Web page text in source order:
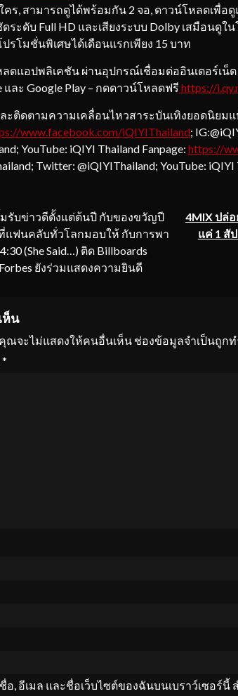
คร, สามารถดูได้พร้อมกัน 2 จอ, ดาวน์โหลดเพื่
ระดับ Full HD และเสียงระบบ Dolby เสมือนดูใ
รโมชั่นพิเศษได้เดือนแรกเพียง 15 บาท
อปพลิเคชัน ผ่านอุปกรณ์เชื่อมต่ออินเตอร์เน็ต
และ Google Play – กดดาวน์โหลดฟรี https://
ดตามความเคลื่อนไหวสาระบันเทิงยอดนิยมแห่
www.facebook.com/iQIYIThailand;
YouTube: iQIYI Thailand Fanpage: https://
Twitter: @iQIYIThailand; YouTube: iQIYI
รับข่าวดีตั้งแต่ต้นปี กับของขวัญปี
ฟนคลับทั่วโลกมอบให้ กับการพา
(She Said…) ติด Billboards
ยังร่วมแสดงความยินดี
4MIX ปล่อ
แค่ 1 สั
ห็น
ณจะไม่แสดงให้คนอื่นเห็น ช่องข้อมูลจำเป็นถูกท
*
อ, อีเมล และชื่อเว็บไซต์ของฉันบนเบราว์เซอร์นี้